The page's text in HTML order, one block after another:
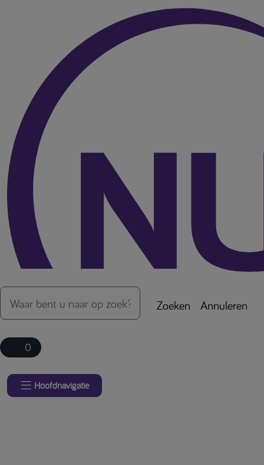
Over de inhoud van de pagina
Zoeken
Annuleren
0
Hoofdnavigatie